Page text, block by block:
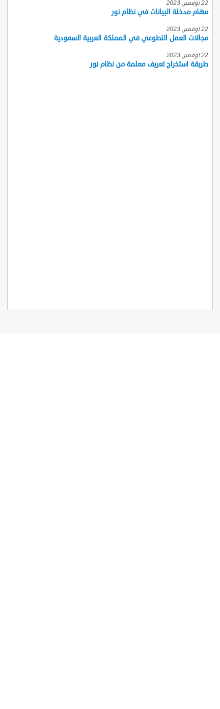
22 نوفمبر, 2023
مهام مدخلة البيانات في نظام نور
22 نوفمبر, 2023
مجالات العمل التطوعي في المملكة العربية السعودية
22 نوفمبر, 2023
طريقة استخراج تعريف معلمة من نظام نور